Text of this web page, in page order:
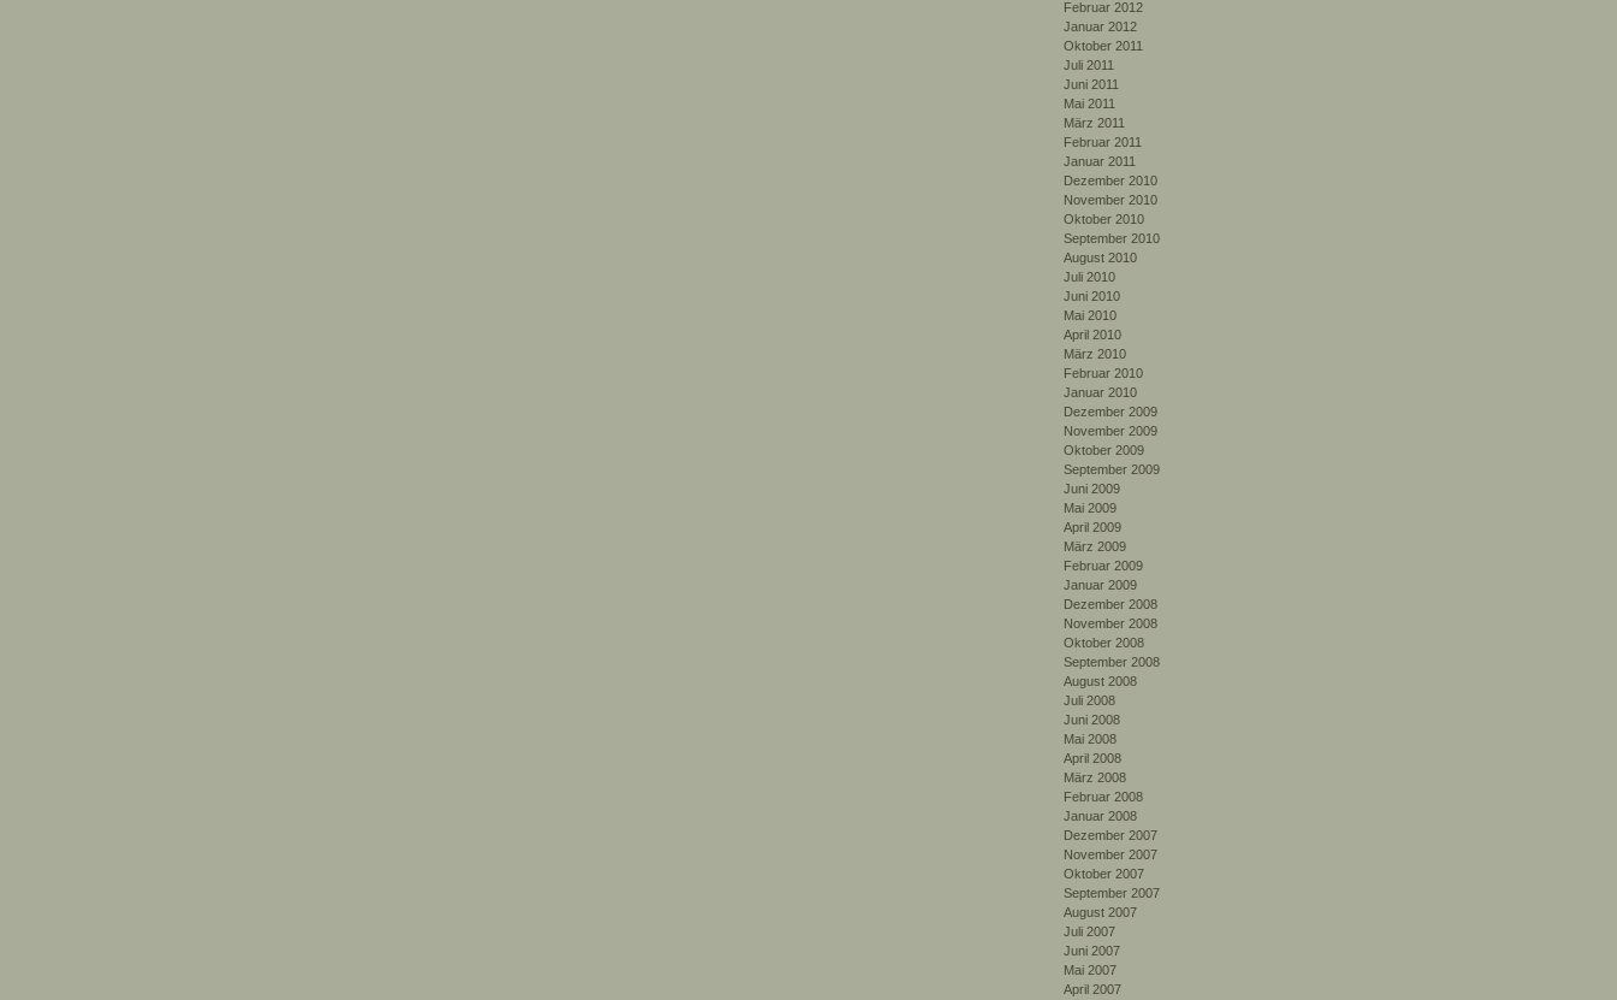
Februar 2012
Januar 2012
Oktober 2011
Juli 2011
Juni 2011
Mai 2011
März 2011
Februar 2011
Januar 2011
Dezember 2010
November 2010
Oktober 2010
September 2010
August 2010
Juli 2010
Juni 2010
Mai 2010
April 2010
März 2010
Februar 2010
Januar 2010
Dezember 2009
November 2009
Oktober 2009
September 2009
Juni 2009
Mai 2009
April 2009
März 2009
Februar 2009
Januar 2009
Dezember 2008
November 2008
Oktober 2008
September 2008
August 2008
Juli 2008
Juni 2008
Mai 2008
April 2008
März 2008
Februar 2008
Januar 2008
Dezember 2007
November 2007
Oktober 2007
September 2007
August 2007
Juli 2007
Juni 2007
Mai 2007
April 2007